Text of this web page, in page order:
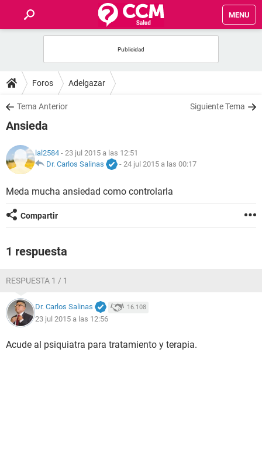
MENU
FOROS
SALUD
NUTRICIÓN
BIENESTAR
SEXUALIDAD
GLOSARIO
Foros Adelgazar
Tema Anterior Siguiente Tema
Ansieda
lal2584 - 23 jul 2015 a las 12:51
Dr. Carlos Salinas
- 24 jul 2015 a las 00:17
Meda mucha ansiedad como controlarla
Compartir
1 respuesta
RESPUESTA 1 / 1
Dr. Carlos Salinas 16.108
23 jul 2015 a las 12:56
Acude al psiquiatra para tratamiento y terapia.